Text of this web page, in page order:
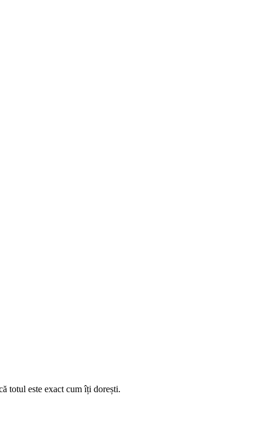
totul este exact cum îți dorești.